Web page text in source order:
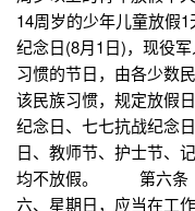
14周岁的少年儿童放
纪念日(8月1日)，现
习惯的节日，由各少数
该民族习惯，规定放
纪念日、七七抗战纪念
日、教师节、护士节、
均不放假。 第六条
六、星期日，应当在工